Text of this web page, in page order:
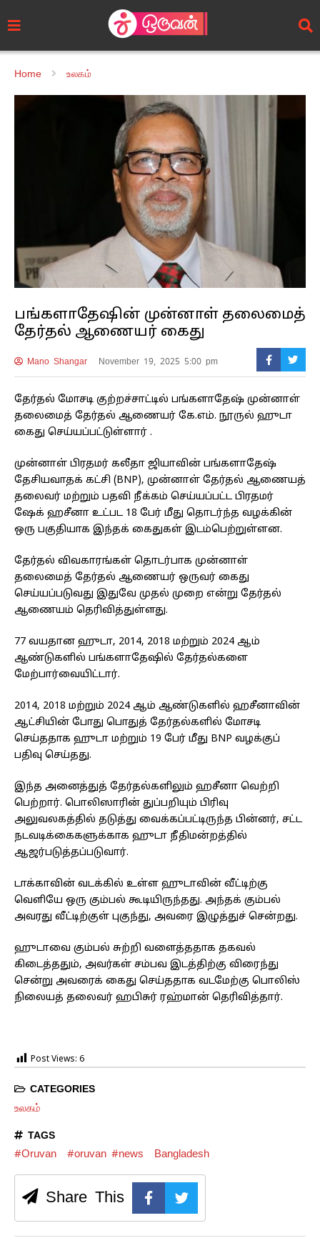
Home உலகம்
பங்களாதேஷின் முன்னாள் தலைமைத்
தேர்தல் ஆணையர் கைது
Mano Shangar November 19, 2025 5:00 pm
தேர்தல் மோசடி குற்றச்சாட்டில் பங்களாதேஷ் முன்னாள்
தலைமைத் தேர்தல் ஆணையர் கே.எம். நூருல் ஹுடா
கைது செய்யப்பட்டுள்ளார் .
முன்னாள் பிரதமர் கலீதா ஜியாவின் பங்களாதேஷ்
தேசியவாதக் கட்சி (BNP), முன்னாள் தேர்தல் ஆணையத்
தலைவர் மற்றும் பதவி நீக்கம் செய்யப்பட்ட பிரதமர்
ஷேக் ஹசீனா உட்பட 18 பேர் மீது தொடர்ந்த வழக்கின்
ஒரு பகுதியாக இந்தக் கைதுகள் இடம்பெற்றுள்ளன.
தேர்தல் விவகாரங்கள் தொடர்பாக முன்னாள்
தலைமைத் தேர்தல் ஆணையர் ஒருவர் கைது
செய்யப்படுவது இதுவே முதல் முறை என்று தேர்தல்
ஆணையம் தெரிவித்துள்ளது.
77 வயதான ஹுடா, 2014, 2018 மற்றும் 2024 ஆம்
ஆண்டுகளில் பங்களாதேஷில் தேர்தல்களை
மேற்பார்வையிட்டார்.
2014, 2018 மற்றும் 2024 ஆம் ஆண்டுகளில் ஹசீனாவின்
ஆட்சியின் போது பொதுத் தேர்தல்களில் மோசடி
செய்ததாக ஹுடா மற்றும் 19 பேர் மீது BNP வழக்குப்
பதிவு செய்தது.
இந்த அனைத்துத் தேர்தல்களிலும் ஹசீனா வெற்றி
பெற்றார். பொலிஸாரின் துப்பறியும் பிரிவு
அலுவலகத்தில் தடுத்து வைக்கப்பட்டிருந்த பின்னர், சட்ட
நடவடிக்கைகளுக்காக ஹுடா நீதிமன்றத்தில்
ஆஜர்படுத்தப்படுவார்.
டாக்காவின் வடக்கில் உள்ள ஹுடாவின் வீட்டிற்கு
வெளியே ஒரு கும்பல் கூடியிருந்தது. அந்தக் கும்பல்
அவரது வீட்டிற்குள் புகுந்து, அவரை இழுத்துச் சென்றது.
ஹுடாவை கும்பல் சுற்றி வளைத்ததாக தகவல்
கிடைத்ததும், அவர்கள் சம்பவ இடத்திற்கு விரைந்து
சென்று அவரைக் கைது செய்ததாக வடமேற்கு பொலிஸ்
நிலையத் தலைவர் ஹபிசுர் ரஹ்மான் தெரிவித்தார்.
Post Views: 6
CATEGORIES
உலகம்
TAGS
#Oruvan #oruvan #news Bangladesh
Share This